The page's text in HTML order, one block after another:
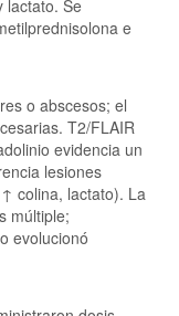
lactato. Se
e
o abscesos; el
T2/FLAIR
evidencia un
lesiones
colina, lactato). La
múltiple;
evolucionó